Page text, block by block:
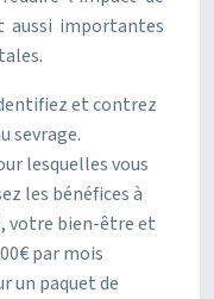
aussi importantes
et contrez
sevrage.
lesquelles vous
les bénéfices à
votre bien-être et
par mois
un paquet de